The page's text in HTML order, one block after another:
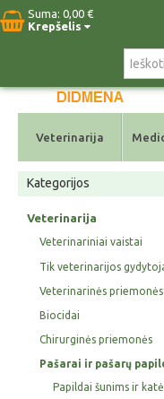
Suma: 0,00 €
Krepšelis
Veterinarija
Kategorijos
Veterinarija
Veterinariniai vaistai
Tik veterinarijos
Veterinarinės priemonės
Biocidai
Chirurginės priemonės
Pašarai ir pašarų
Papildai šunims ir